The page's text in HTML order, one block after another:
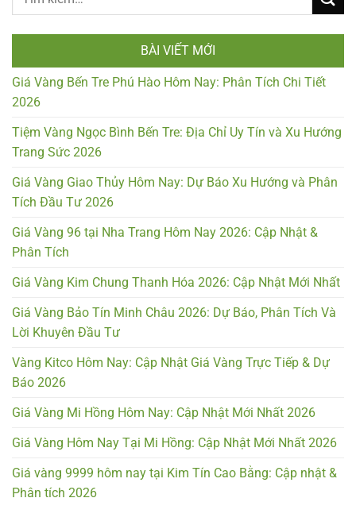
BÀI VIẾT MỚI
Giá Vàng Bến Tre Phú Hào Hôm Nay: Phân Tích Chi Tiết
2026
Tiệm Vàng Ngọc Bình Bến Tre: Địa Chỉ Uy Tín và Xu Hướng
Trang Sức 2026
Giá Vàng Giao Thủy Hôm Nay: Dự Báo Xu Hướng và Phân
Tích Đầu Tư 2026
Giá Vàng 96 tại Nha Trang Hôm Nay 2026: Cập Nhật &
Phân Tích
Giá Vàng Kim Chung Thanh Hóa 2026: Cập Nhật Mới Nhất
Giá Vàng Bảo Tín Minh Châu 2026: Dự Báo, Phân Tích Và
Lời Khuyên Đầu Tư
Vàng Kitco Hôm Nay: Cập Nhật Giá Vàng Trực Tiếp & Dự
Báo 2026
Giá Vàng Mi Hồng Hôm Nay: Cập Nhật Mới Nhất 2026
Giá Vàng Hôm Nay Tại Mi Hồng: Cập Nhật Mới Nhất 2026
Giá vàng 9999 hôm nay tại Kim Tín Cao Bằng: Cập nhật &
Phân tích 2026